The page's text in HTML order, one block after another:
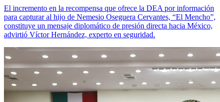
El incremento en la recompensa que ofrece la DEA por información
para capturar al hijo de Nemesio Oseguera Cervantes, “El Mencho”,
constituye un mensaje diplomático de presión directa hacia México,
advirtió Víctor Hernández, experto en seguridad.